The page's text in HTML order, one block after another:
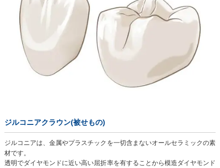
ジルコニアクラウン(被せもの)
ジルコニアは、金属やプラスチックを一切含まないオールセラミックの素
材です。
透明でダイヤモンドに近い高い屈折率を有することから模造ダイヤモンド